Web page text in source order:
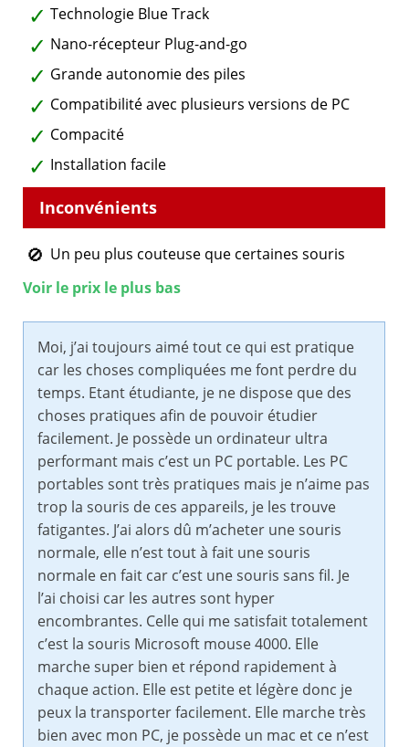
Technologie Blue Track
Nano-récepteur Plug-and-go
Grande autonomie des piles
Compatibilité avec plusieurs versions de PC
Compacité
Installation facile
Un peu plus couteuse que certaines souris
Voir le prix le plus bas
Moi, j’ai toujours aimé tout ce qui est pratique
car les choses compliquées me font perdre du
temps. Etant étudiante, je ne dispose que des
choses pratiques afin de pouvoir étudier
facilement. Je possède un ordinateur ultra
performant mais c’est un PC portable. Les PC
portables sont très pratiques mais je n’aime pas
trop la souris de ces appareils, je les trouve
fatigantes. J’ai alors dû m’acheter une souris
normale, elle n’est tout à fait une souris
normale en fait car c’est une souris sans fil. Je
l’ai choisi car les autres sont hyper
encombrantes. Celle qui me satisfait totalement
c’est la souris Microsoft mouse 4000. Elle
marche super bien et répond rapidement à
chaque action. Elle est petite et légère donc je
peux la transporter facilement. Elle marche très
bien avec mon PC, je possède un mac et ce n’est